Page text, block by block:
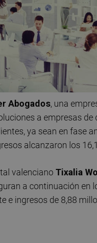
Abogados , una
a empresas de
ya sean en fase
alcanzaron los
valenciano Tixalia
a continuación en
e ingresos de 8,88